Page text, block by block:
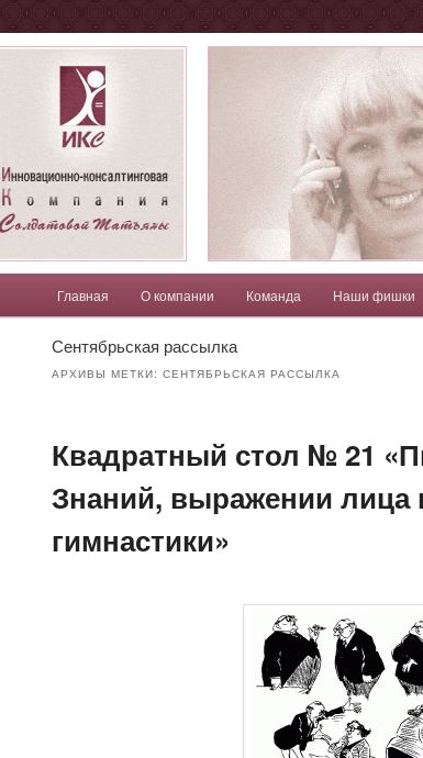
Солдатова Татьяна
Компания Солдатовой Татьяны
меню
Перейти к основному содержимому
Перейти к дополнительному содержимому
Главная О компании Команда Наши фишки
Сентябрьская рассылка
АРХИВЫ МЕТКИ: СЕНТЯБРЬСКАЯ РАССЫЛКА
Квадратный стол № 21
Знаний, выражении лица
гимнастики»